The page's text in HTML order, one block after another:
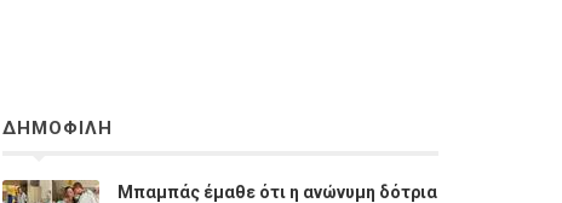
ΔΗΜΟΦΙΛΗ
Μπαμπάς έμαθε ότι η ανώνυμη δότρια